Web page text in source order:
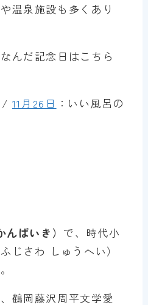
温泉施設も多くあり
んだ記念日はこちら
/ 11月26日 ：いい風呂の
ばいき） で、時代小
じさわ しゅうへい）
鶴岡藤沢周平文学愛